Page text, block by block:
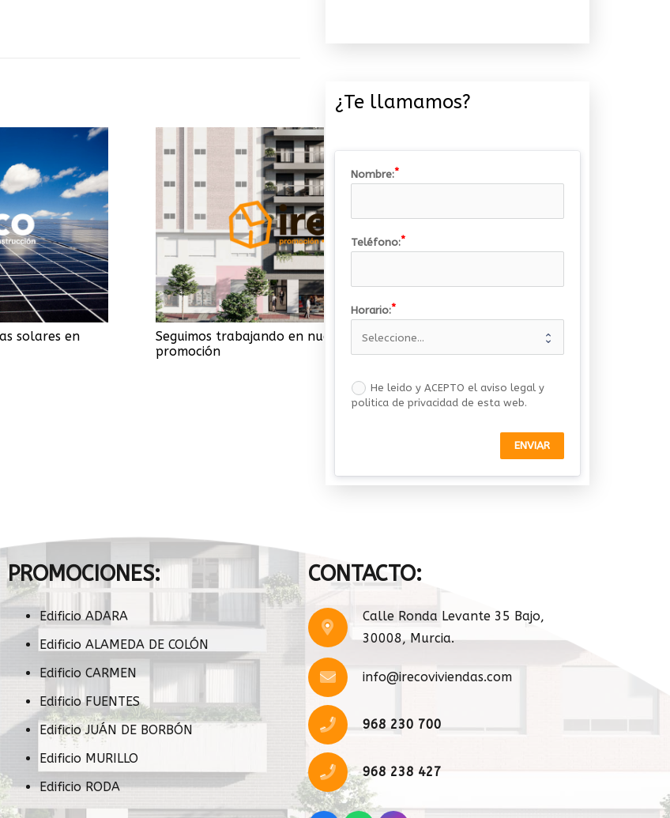
Seguimos trabajando en nuestra nueva
¿Os hemos dicho que solo nos queda uno?
¿Te llamamos?
Nombre:
Teléfono:
Horario:
He leido y ACEPTO el aviso legal y
politica de privacidad de esta web.
ENVIAR
PROMOCIONES:
Edificio ADARA
Edificio ALAMEDA DE COLÓN
Edificio CARMEN
Edificio FUENTES
Edificio JUÁN DE BORBÓN
Edificio MURILLO
Edificio RODA
CONTACTO:
Calle Ronda Levante 35 Bajo,
30008, Murcia.
info@irecoviviendas.com
968 230 700
968 238 427